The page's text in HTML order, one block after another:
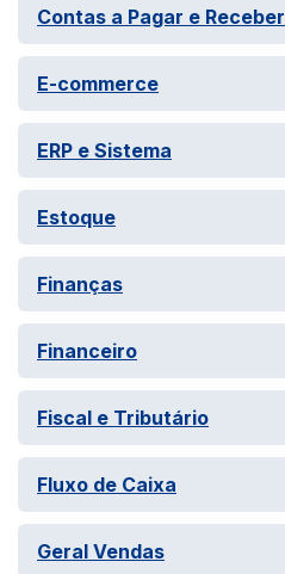
Contas a Pagar e Receber
E-commerce
ERP e Sistema
Estoque
Finanças
Financeiro
Fiscal e Tributário
Fluxo de Caixa
Geral Vendas